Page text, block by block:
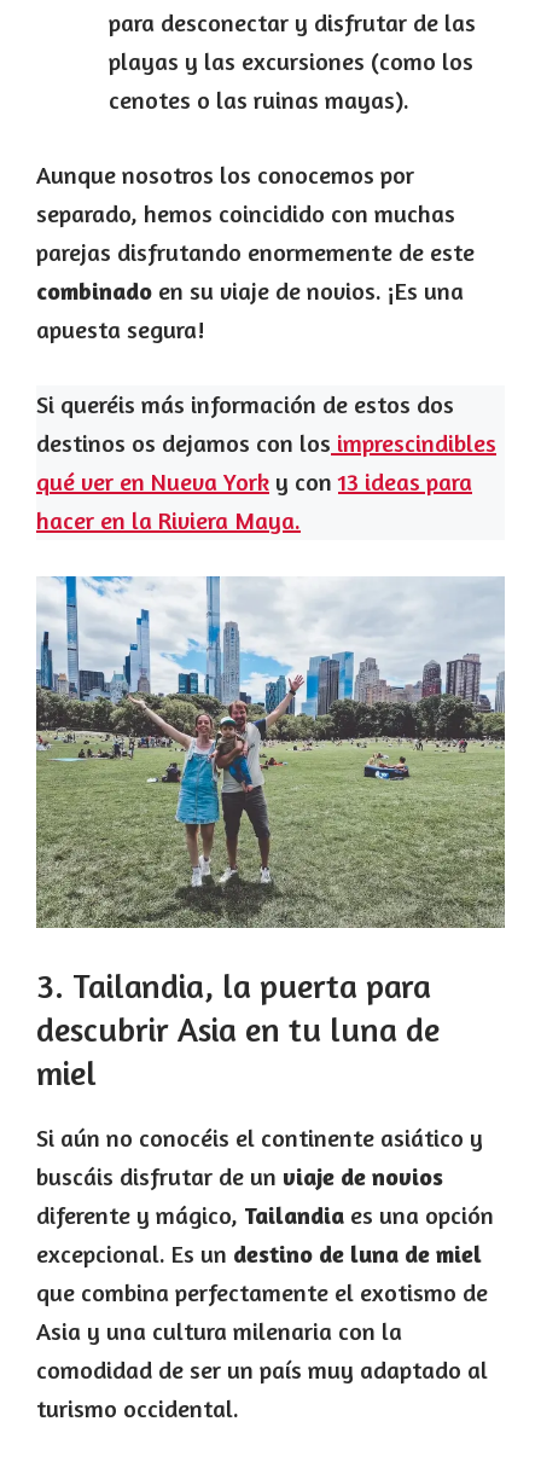
para desconectar y disfrutar de las
playas y las excursiones (como los
cenotes o las ruinas mayas).
Aunque nosotros los conocemos por
separado, hemos coincidido con muchas
parejas disfrutando enormemente de este
combinado en su viaje de novios. ¡Es una
apuesta segura!
Si queréis más información de estos dos
destinos os dejamos con los imprescindibles
qué ver en Nueva York y con13 ideas para
hacer en la Riviera Maya.
3. Tailandia, la puerta para
descubrir Asia en tu luna de
miel
Si aún no conocéis el continente asiático y
buscáis disfrutar de un viaje de novios
diferente y mágico, Tailandia es una opción
excepcional. Es un destino de luna de miel
que combina perfectamente el exotismo de
Asia y una cultura milenaria con la
comodidad de ser un país muy adaptado al
turismo occidental.